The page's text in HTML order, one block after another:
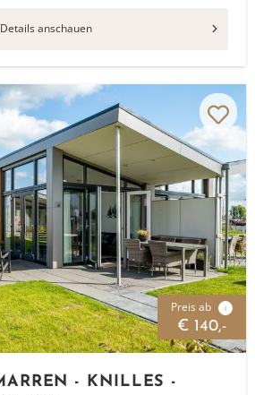
Details anschauen
Preis ab i
€ 140,-
- KNILLES -